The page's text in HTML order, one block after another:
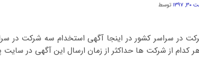
۱۳۹۷ توسط
در سراسر کشور در اینجا آگهی استخدام سه شرکت در
کدام از شرکت ها حداکثر از زمان ارسال این آگهی در